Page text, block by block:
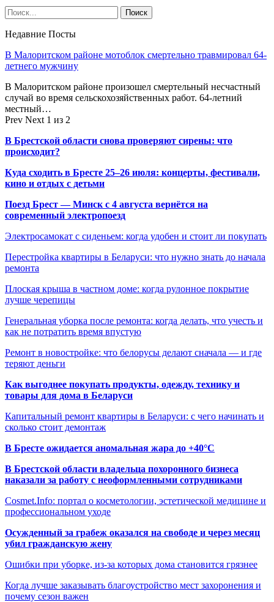
Недавние Посты
В Малоритском районе мотоблок смертельно травмировал 64-
летнего мужчину
В Малоритском районе произошел смертельный несчастный
случай во время сельскохозяйственных работ. 64-летний
местный…
Prev Next 1 из 2
В Брестской области снова проверяют сирены: что
происходит?
Куда сходить в Бресте 25–26 июля: концерты, фестивали,
кино и отдых с детьми
Поезд Брест — Минск с 4 августа вернётся на
современный электропоезд
Электросамокат с сиденьем: когда удобен и стоит ли покупать
Перестройка квартиры в Беларуси: что нужно знать до начала
ремонта
Плоская крыша в частном доме: когда рулонное покрытие
лучше черепицы
Генеральная уборка после ремонта: когда делать, что учесть и
как не потратить время впустую
Ремонт в новостройке: что белорусы делают сначала — и где
теряют деньги
Как выгоднее покупать продукты, одежду, технику и
товары для дома в Беларуси
Капитальный ремонт квартиры в Беларуси: с чего начинать и
сколько стоит демонтаж
В Бресте ожидается аномальная жара до +40°C
В Брестской области владельца похоронного бизнеса
наказали за работу с неоформленными сотрудниками
Cosmet.Info: портал о косметологии, эстетической медицине и
профессиональном уходе
Осужденный за грабеж оказался на свободе и через месяц
убил гражданскую жену
Ошибки при уборке, из-за которых дома становится грязнее
Когда лучше заказывать благоустройство мест захоронения и
почему сезон важен